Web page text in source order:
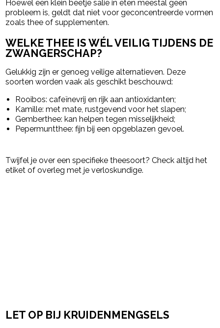
Hoewel een klein beetje salie in eten meestal geen
probleem is, geldt dat niet voor geconcentreerde vormen
zoals thee of supplementen.
WELKE THEE IS WÉL VEILIG TIJDENS DE
ZWANGERSCHAP?
Gelukkig zijn er genoeg veilige alternatieven. Deze
soorten worden vaak als geschikt beschouwd:
Rooibos: cafeïnevrij en rijk aan antioxidanten;
Kamille: met mate, rustgevend voor het slapen;
Gemberthee: kan helpen tegen misselijkheid;
Pepermuntthee: fijn bij een opgeblazen gevoel.
Twijfel je over een specifieke theesoort? Check altijd het
etiket of overleg met je verloskundige.
LET OP BIJ KRUIDENMENGSELS